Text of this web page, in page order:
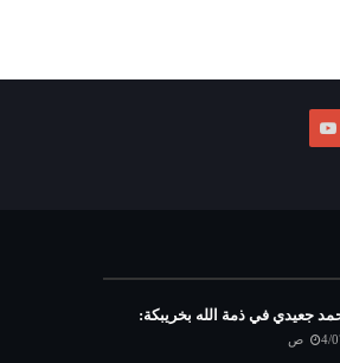
جعيدي في ذمة الله بخريبكة:
ص